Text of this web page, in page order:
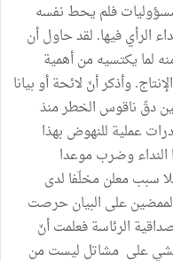
فلم يحط نفسه
الرأي فيها. لقد حاول أن
لما يكتسيه من أهمية
وأذكر أنّ لائحة أو بيانا
دقّ ناقوس الخطر منذ
عملية للنهوض بهذا
النداء وضرب موعدا
سبب معلن مخلّفا لدى
على البيان حرصت
الرئاسة فعلمت أنّ
على مشاتل ليست من